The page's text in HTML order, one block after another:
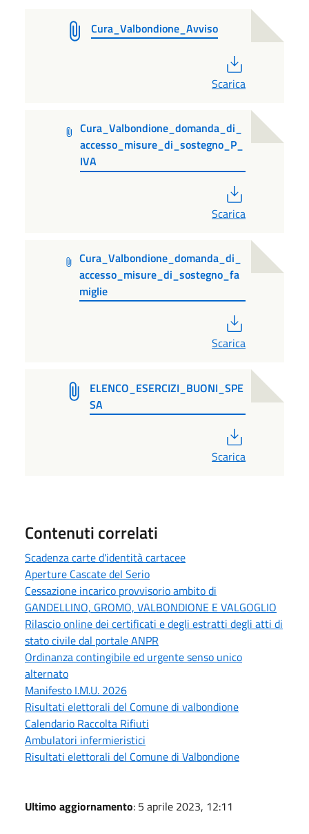
Cura_Valbondione_Avviso
Scarica
Cura_Valbondione_domanda_di_
accesso_misure_di_sostegno_P_
IVA
Scarica
Cura_Valbondione_domanda_di_
accesso_misure_di_sostegno_fa
miglie
Scarica
ELENCO_ESERCIZI_BUONI_SPE
SA
Scarica
Contenuti correlati
Scadenza carte d'identità cartacee
Aperture Cascate del Serio
Cessazione incarico provvisorio ambito di
GANDELLINO, GROMO, VALBONDIONE E VALGOGLIO
Rilascio online dei certificati e degli estratti degli atti di
stato civile dal portale ANPR
Ordinanza contingibile ed urgente senso unico
alternato
Manifesto I.M.U. 2026
Risultati elettorali del Comune di valbondione
Calendario Raccolta Rifiuti
Ambulatori infermieristici
Risultati elettorali del Comune di Valbondione
Ultimo aggiornamento: 5 aprile 2023, 12:11